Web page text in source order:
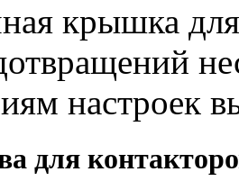
крышка
настроек
для